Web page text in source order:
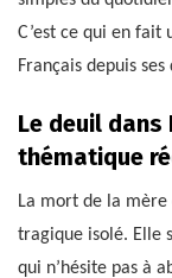
C’est ce qui en fait
Français depuis ses
Le deuil dans
thématique
La mort de la mère
tragique isolé. Elle
qui n’hésite pas à